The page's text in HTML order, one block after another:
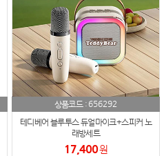
상품코드 : 656292
테디베어 블루투스 듀얼마이크+스피커 노
래방세트
17,400원